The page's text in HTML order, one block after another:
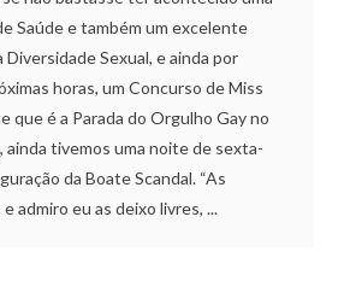
Saúde e também um excelente
Diversidade Sexual, e ainda por
horas, um Concurso de Miss
que é a Parada do Orgulho Gay no
ainda tivemos uma noite de sexta-
da Boate Scandal. “As
admiro eu as deixo livres, ...